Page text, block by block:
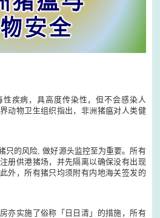
疾病，具高度传染性，但不会感染人
动物卫生组织指出，非洲猪瘟对人类健
只的风险 ,做好源头监控至为重要。所有
册供港猪场，并先隔离以确保没有出现
外，所有猪只均须附有内地海关签发的
亦实施了俗称「日日清」的措施，所有